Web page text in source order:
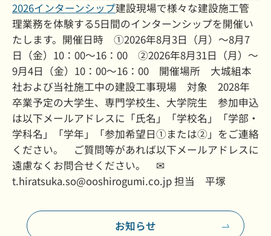
2026インターンシップ建設現場で様々な建設施工管
理業務を体験する5日間のインターンシップを開催い
たします。開催日時 ➀2026年8月3日（月）～8月7
日（金）10：00～16：00 ➁2026年8月31日（月）～
9月4日（金）10：00～16：00 開催場所 大城組本
社および当社施工中の建設工事現場 対象 2028年
卒業予定の大学生、専門学校生、大学院生 参加申込
は以下メールアドレスに「氏名」「学校名」「学部・
学科名」「学年」「参加希望日➀または➁」をご連絡
ください。 ご質問等があれば以下メールアドレスに
遠慮なくお問合せください。 ✉
t.hiratsuka.so@ooshirogumi.co.jp 担当 平塚
お知らせ